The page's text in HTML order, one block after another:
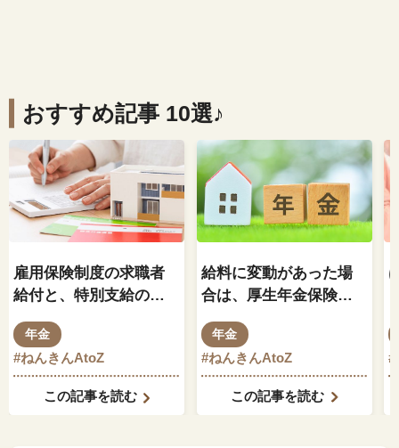
おすすめ記事 10選♪
雇用保険制度の求職者
給付と、特別支給の老
齢厚生年金の関係はど
のようになっているの
でしょうか？
年金
#ねんきんAtoZ
この記事を読む
給料に変動があった場
合は、厚生年金保険料
もそれに伴って変動し
ますか？
年金
#ねんきんAtoZ
この記事を読む
#